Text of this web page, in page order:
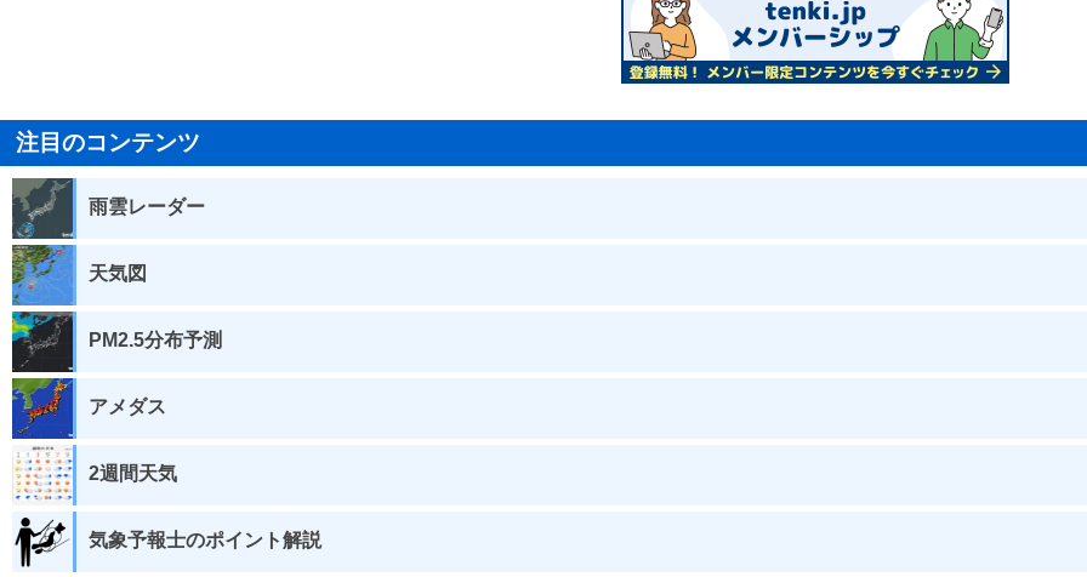
注目のコンテンツ
雨雲レーダー
天気図
PM2.5分布予測
アメダス
2週間天気
気象予報士のポイント解説